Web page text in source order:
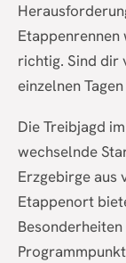
Etappenrennen
richtig. Sind dir
einzelnen
Die Treibjagd
wechselnde
Erzgebirge aus
Etappenort